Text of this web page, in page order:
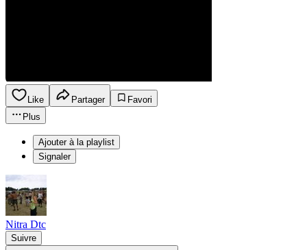
Like Partager
Favori
Plus
Ajouter à la playlist
Signaler
Nitra Dtc
Suivre